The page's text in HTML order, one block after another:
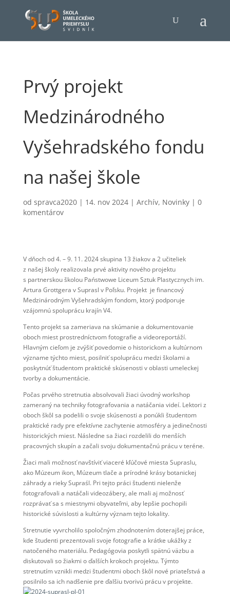
Prvý projekt
Medzinárodného
Vyšehradského fondu
na našej škole
od spravca2020| 14. nov 2024| Archív, Novinky| 0
komentárov
V dňoch od 4. – 9. 11. 2024 skupina 13 žiakov a 2 učiteliek
z našej školy realizovala prvé aktivity nového projektu
s partnerskou školou Państwowe Liceum Sztuk Plastycznych im.
Artura Grottgera v Suprasl v Poľsku. Projekt je financový
Medzinárodným Vyšehradským fondom, ktorý podporuje
vzájomnú spoluprácu krajín V4.
Tento projekt sa zameriava na skúmanie a dokumentovanie
oboch miest prostredníctvom fotografie a videoreportáží.
Hlavným cieľom je zvýšiť povedomie o historickom a kultúrnom
význame týchto miest, posilniť spoluprácu medzi školami a
poskytnúť študentom praktické skúsenosti v oblasti umeleckej
tvorby a dokumentácie.
Počas prvého stretnutia absolvovali žiaci úvodný workshop
zameraný na techniky fotografovania a natáčania videí. Lektori z
oboch škôl sa podelili o svoje skúsenosti a ponúkli študentom
praktické rady pre efektívne zachytenie atmosféry a jedinečnosti
historických miest. Následne sa žiaci rozdelili do menších
pracovných skupín a začali svoju dokumentačnú prácu v teréne.
Žiaci mali možnosť navštíviť viaceré kľúčové miesta Supraslu,
ako Múzeum ikon, Múzeum tlače a prírodné krásy botanickej
záhrady a rieky Supraśl. Pri tejto práci študenti nielenže
fotografovali a natáčali videozábery, ale mali aj možnosť
rozprávať sa s miestnymi obyvateľmi, aby lepšie pochopili
historické súvislosti a kultúrny význam tejto lokality.
Stretnutie vyvrcholilo spoločným zhodnotením doterajšej práce,
kde študenti prezentovali svoje fotografie a krátke ukážky z
natočeného materiálu. Pedagógovia poskytli spätnú väzbu a
diskutovali so žiakmi o ďalších krokoch projektu. Týmto
stretnutím vznikli medzi študentmi oboch škôl nové priateľstvá a
posilnilo sa ich nadšenie pre ďalšiu tvorivú prácu v projekte.